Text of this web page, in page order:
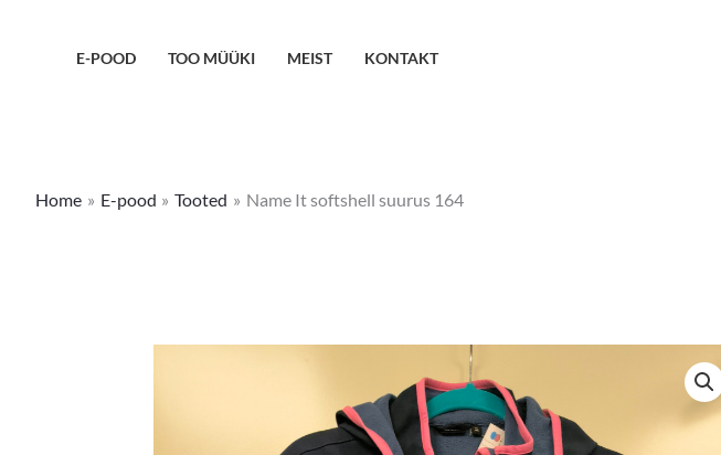
E-POOD TOO MÜÜKI MEIST KONTAKT
Home E-pood Tooted Name It softshell suurus 164